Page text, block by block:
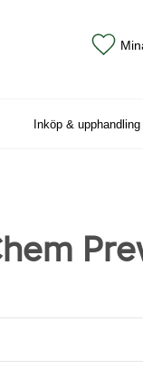
Inköp & upphandling